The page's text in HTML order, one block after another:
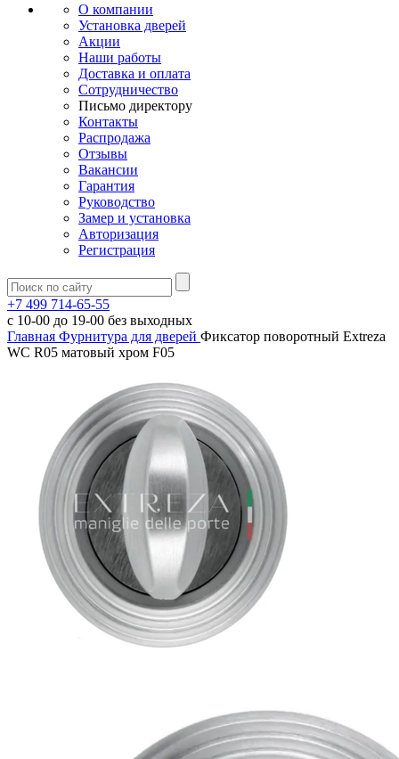
О компании
Установка дверей
Акции
Наши работы
Доставка и оплата
Сотрудничество
Письмо директору
Контакты
Распродажа
Отзывы
Вакансии
Гарантия
Руководство
Замер и установка
Авторизация
Регистрация
+7 499 714-65-55
с 10-00 до 19-00 без выходных
Главная Фурнитура для дверей Фиксатор поворотный Extreza
WC R05 матовый хром F05